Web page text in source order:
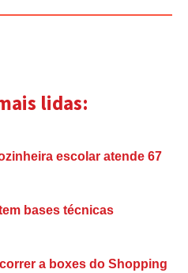
lidas:
escolar atende 67
bases técnicas
a boxes do Shopping